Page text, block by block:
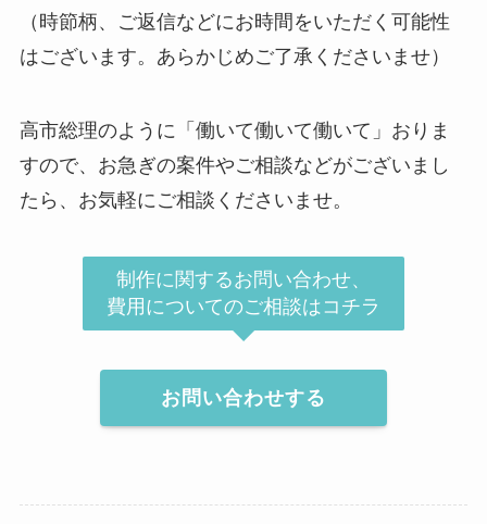
（時節柄、ご返信などにお時間をいただく可能性
はございます。あらかじめご了承くださいませ）
高市総理のように「働いて働いて働いて」おりま
すので、お急ぎの案件やご相談などがございまし
たら、お気軽にご相談くださいませ。
制作に関するお問い合わせ、
費用についてのご相談はコチラ
お問い合わせする